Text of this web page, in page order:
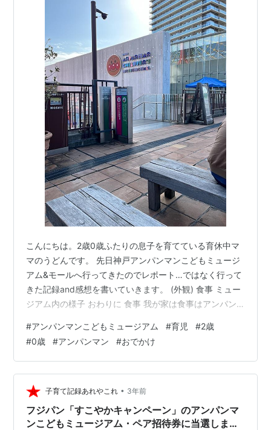
こんにちは。2歳0歳ふたりの息子を育てている育休中マ
マのうどんです。 先日神戸アンパンマンこどもミュージ
アム&モールへ行ってきたのでレポート…ではなく行って
きた記録and感想を書いていきます。 (外観) 食事 ミュー
ジアム内の様子 おわりに 食事 我が家は食事はアンパン
した。11:30ごろに入店したので待たずにすぐ入れました
☺️ 12時過ぎだと満員で外で待っている人がいたので、早
めに入っておいてよかったな…と思いました。 アンパン
マンこどもミュージアム内の一階の無料エリアでもレス
トランが複数店舗あるのですが、混雑しているとしんど
いかも…というこ…
#アンパンマンこどもミュージアム #育児 #2歳
#0歳 #アンパンマン #おでかけ
子育て記録あれやこれ • 3年前
フジパン「すこやかキャンペーン」のアンパンマ
ンこどもミュージアム・ペア招待券に当選しまし